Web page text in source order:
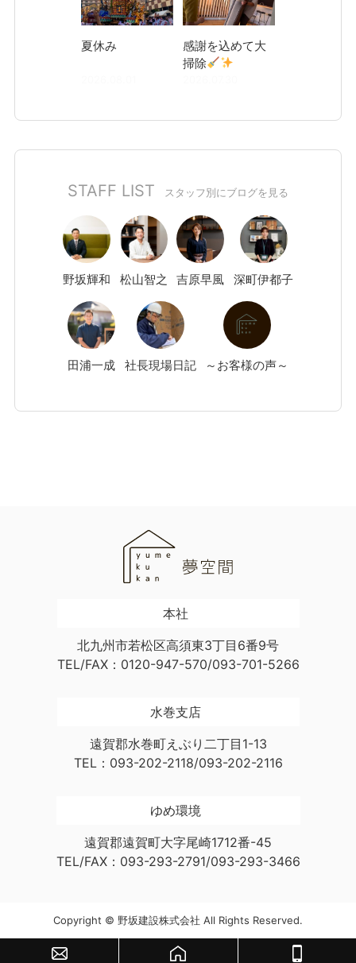
夏休み
感謝を込めて大
掃除
STAFF LIST スタッフ別にブログを見る
野坂輝和 松山智之 吉原早風 深町伊都子
田浦一成 社長現場日記 ～お客様の声～
本社
北九州市若松区高須東3丁目6番9号
TEL/FAX：0120-947-570/093-701-5266
水巻支店
遠賀郡水巻町えぶり二丁目1-13
TEL：093-202-2118/093-202-2116
ゆめ環境
遠賀郡遠賀町大字尾崎1712番-45
TEL/FAX：093-293-2791/093-293-3466
Copyright © 野坂建設株式会社 All Rights Reserved.